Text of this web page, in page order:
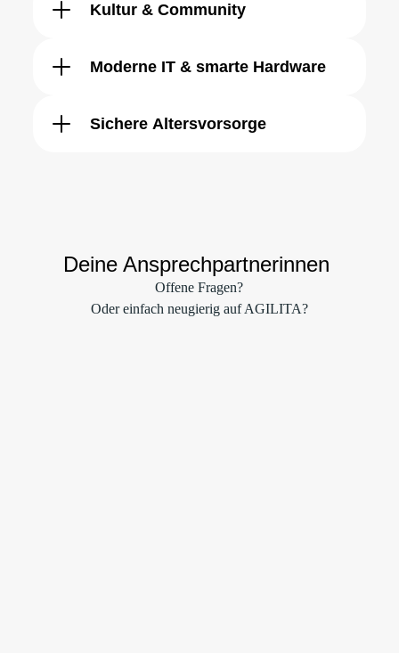
Kultur & Community
Moderne IT & smarte Hardware
Sichere Altersvorsorge
Deine Ansprechpartnerinnen
Offene Fragen?
Oder einfach neugierig auf AGILITA?